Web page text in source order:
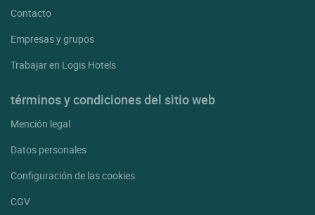
Contacto
Empresas y grupos
Trabajar en Logis Hotels
términos y condiciones del sitio web
Mención legal
Datos personales
Configuración de las cookies
CGV